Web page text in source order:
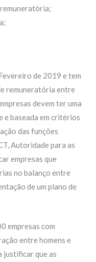
de 2019 e tem
remuneratória entre
devem ter uma
baseada em critérios
das funções
Autoridade para as
empresas que
no balanço entre
de um plano de
empresas com
entre homens e
justificar que as